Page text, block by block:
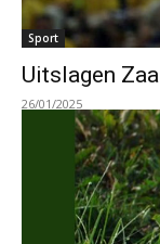
Sport
Uitslagen
26/01/2025